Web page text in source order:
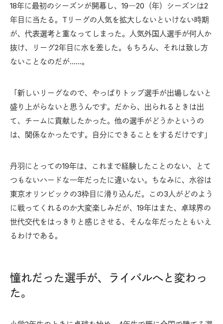
18年に最初のシーズンが開幕し、19―20（年）シーズンは2
年目に当たる。Tリーグの人気を拡大しないといけない時期
が、代表選考と重なってしまった。人気外国人選手が何人か
抜け、リーグ2年目に水を差した。もちろん、それは致し方
ないことなのだが……。
「新しいリーグなので、やっぱりトップ選手が出場しないと
盛り上がらないと思うんです。だから、出られるときは出
て、チームに貢献したかった。他の選手がどうかというの
は、関係なかったです。自分にできることをするだけです」
丹羽にとっての19年は、これまで経験したことのない、とて
つもないハードな一年だったに違いない。ちなみに、水谷は
東京オリンピックの3枠目に滑り込んだ。この3人がどのよう
に戦ってくれるのか大変楽しみだが、19年はまた、卓球界の
世代交代をはっきりと感じさせる、そんな年だったともいえ
るわけである。
憧れだった選手が、ライバルへと変わっ
た。